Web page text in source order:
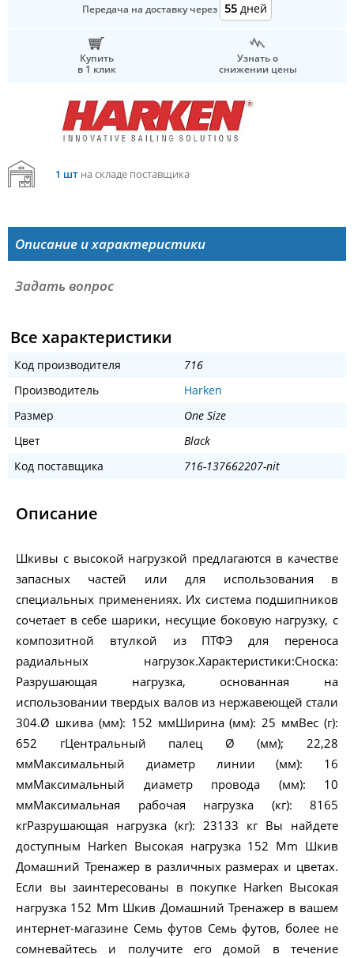
Передача на доставку через 55 дней
Купить
в 1 клик
Узнать о
снижении цены
1 штна складе поставщика
Описание и характеристики
Задать вопрос
Все характеристики
Код производителя
716
Производитель
Harken
Размер
One Size
Цвет
Black
Код поставщика
716-137662207-nit
Описание
Шкивы с высокой нагрузкой предлагаются в качестве
запасных частей или для использования в
специальных применениях. Их система подшипников
сочетает в себе шарики, несущие боковую нагрузку, с
композитной втулкой из ПТФЭ для переноса
радиальных нагрузок.Характеристики:Сноска:
Разрушающая нагрузка, основанная на
использовании твердых валов из нержавеющей стали
304.Ø шкива (мм): 152 ммШирина (мм): 25 ммВес (г):
652 гЦентральный палец Ø (мм); 22,28
ммМаксимальный диаметр линии (мм): 16
ммМаксимальный диаметр провода (мм): 10
ммМаксимальная рабочая нагрузка (кг): 8165
кгРазрушающая нагрузка (кг): 23133 кг Вы найдете
доступным Harken Высокая нагрузка 152 Mm Шкив
Домашний Тренажер в различных размерах и цветах.
Если вы заинтересованы в покупке Harken Высокая
нагрузка 152 Mm Шкив Домашний Тренажер в вашем
интернет-магазине Семь футов Семь футов, более не
сомневайтесь и получите его домой в течение